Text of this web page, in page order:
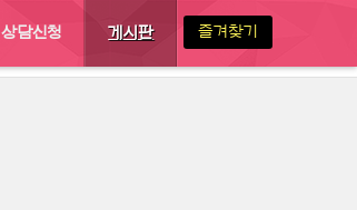
상담신청 게시판 즐겨찾기
게시판 자유게시판